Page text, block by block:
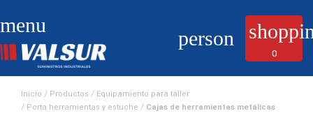
menu
person
0
Inicio Productos
Equipamiento para taller
Porta herramientas y estuche
Cajas de herramientas metálicas